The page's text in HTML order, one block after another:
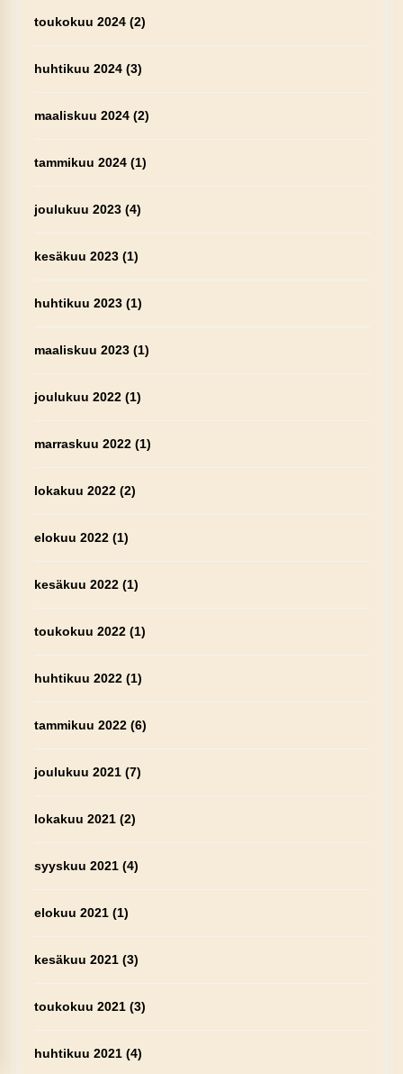
toukokuu 2024(2)
huhtikuu 2024(3)
maaliskuu 2024(2)
tammikuu 2024(1)
joulukuu 2023(4)
kesäkuu 2023(1)
huhtikuu 2023(1)
maaliskuu 2023(1)
joulukuu 2022(1)
marraskuu 2022(1)
lokakuu 2022(2)
elokuu 2022(1)
kesäkuu 2022(1)
toukokuu 2022(1)
huhtikuu 2022(1)
tammikuu 2022(6)
joulukuu 2021(7)
lokakuu 2021(2)
syyskuu 2021(4)
elokuu 2021(1)
kesäkuu 2021(3)
toukokuu 2021(3)
huhtikuu 2021(4)